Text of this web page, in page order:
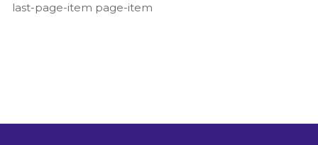
last-page-item page-item